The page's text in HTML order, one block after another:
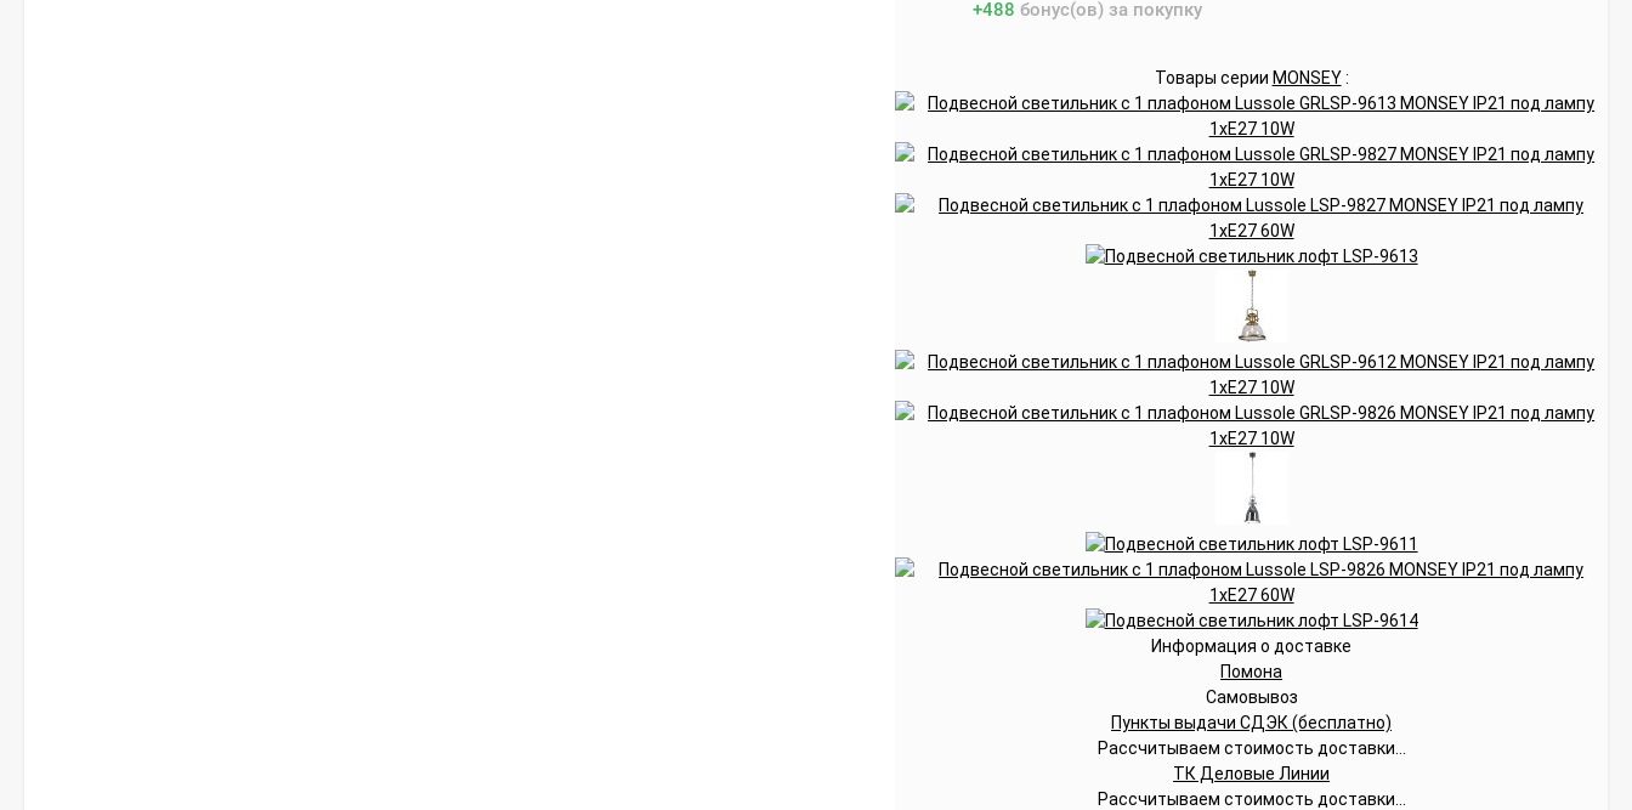
+488 бонус(ов) за покупку
Товары серии MONSEY:
Информация о доставке
Помона
Самовывоз
Пункты выдачи СДЭК (бесплатно)
Рассчитываем стоимость доставки...
ТК Деловые Линии
Рассчитываем стоимость доставки...